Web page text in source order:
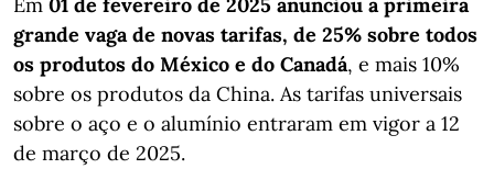
grande vaga de novas tarifas, de 25% sobre todos
os produtos do México e do Canadá, e mais 10%
sobre os produtos da China. As tarifas universais
sobre o aço e o alumínio entraram em vigor a 12
de março de 2025.